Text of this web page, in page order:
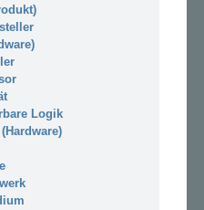
Logik